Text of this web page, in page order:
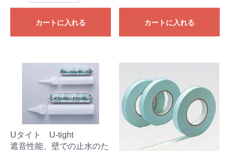
カートに入れる カートに入れる
Uタイト U-tight
遮音性能、壁での止水のた